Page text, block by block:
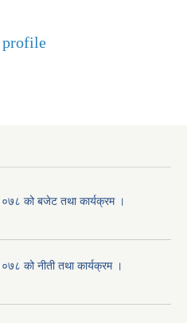
को बजेट तथा कार्यक्रम ।
को नीती तथा कार्यक्रम ।